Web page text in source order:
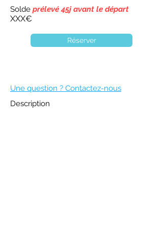
Solde prélevé 45j avant le départ
XXX€
Réserver
Une question ? Contactez-nous
Description